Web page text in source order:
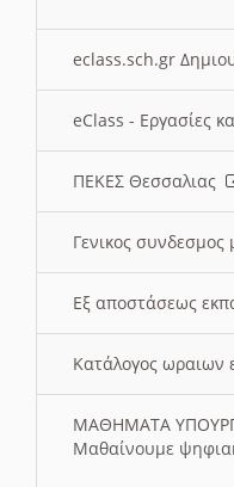
eclass.sch.gr
eClass - Εργασίες
ΠΕΚΕΣ Θεσσαλιας
Γενικος συνδεσμος
Εξ αποστάσεως
Κατάλογος ωραιων
ΜΑΘΗΜΑΤΑ
Μαθαίνουμε